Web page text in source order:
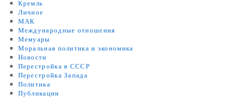
Кремль
Личное
МАК
Международные отношения
Мемуары
Моральная политика и экономика
Новости
Перестройка в СССР
Перестройка Запада
Политика
Публикации